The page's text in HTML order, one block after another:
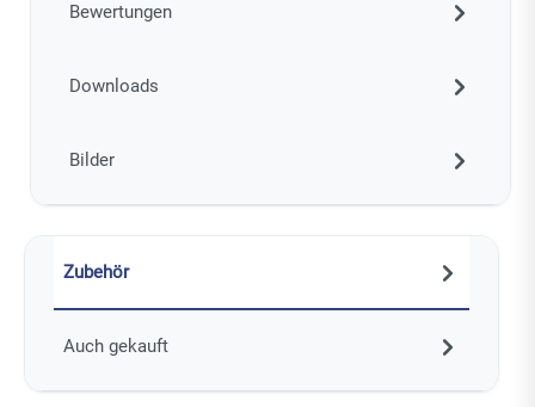
Bewertungen
Downloads
Bilder
Zubehör
Auch gekauft